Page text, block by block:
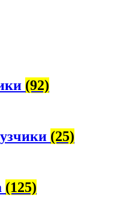
(92)
(25)
(125)